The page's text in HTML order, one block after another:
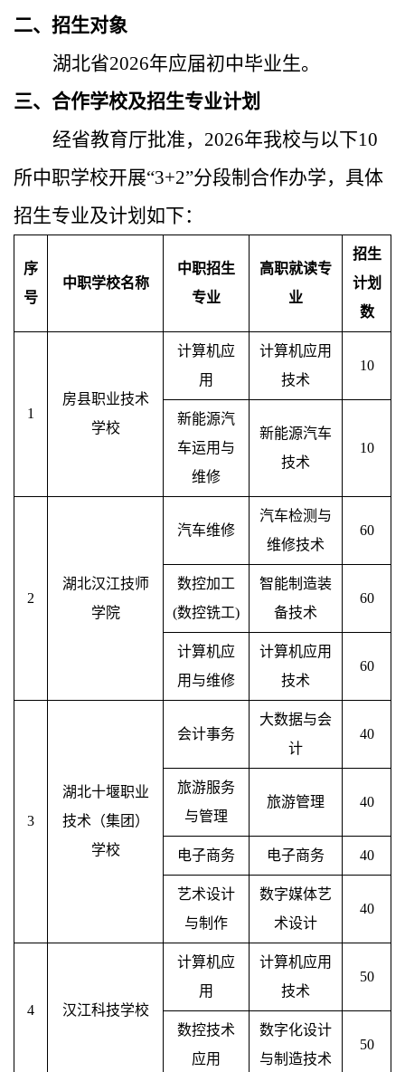
二、招生对象
湖北省2026年应届初中毕业生。
三、合作学校及招生专业计划
经省教育厅批准，2026年我校与以下10
所中职学校开展“3+2”分段制合作办学，具体
招生专业及计划如下：
序
号
中职学校名称
中职招生
专业
高职就读专
业
招生
计划
数
1
房县职业技术
学校
计算机应
用
计算机应用
技术
10
新能源汽
车运用与
维修
新能源汽车
技术
10
2
湖北汉江技师
学院
汽车维修
汽车检测与
维修技术
60
数控加工
(数控铣工)
智能制造装
备技术
60
计算机应
用与维修
计算机应用
技术
60
3
湖北十堰职业
技术（集团）
学校
会计事务
大数据与会
计
40
旅游服务
与管理
旅游管理 40
电子商务 电子商务 40
艺术设计
与制作
数字媒体艺
术设计
40
4 汉江科技学校
计算机应
用
计算机应用
技术
50
数控技术
应用
数字化设计
与制造技术
50